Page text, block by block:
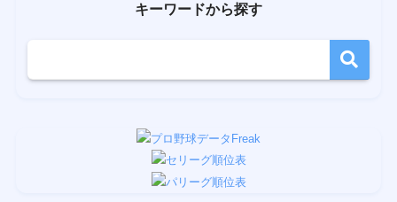
キーワードから探す